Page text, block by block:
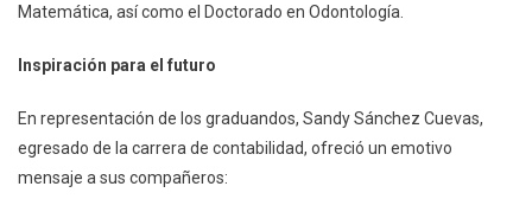
Matemática, así como el Doctorado en Odontología.
Inspiración para el futuro
En representación de los graduandos, Sandy Sánchez Cuevas,
egresado de la carrera de contabilidad, ofreció un emotivo
mensaje a sus compañeros: